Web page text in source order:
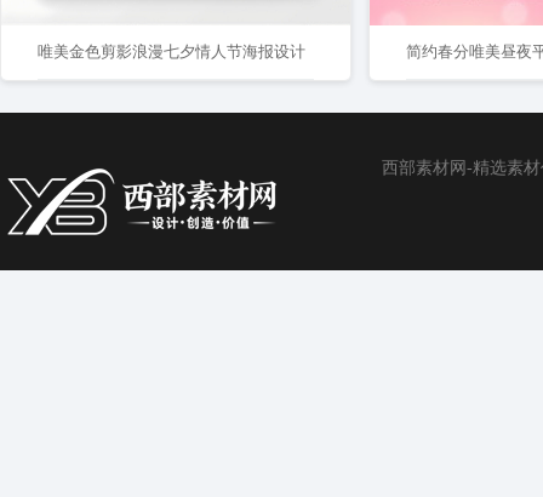
唯美金色剪影浪漫七夕情人节海报设计 简约春分唯美昼夜
西部素材网-精选素